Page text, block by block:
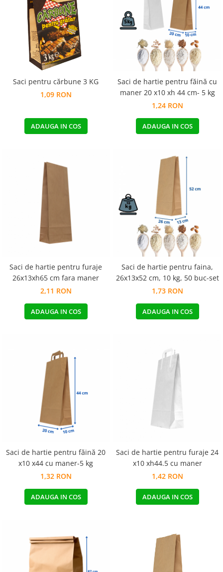
Pungi de hartie ciocolatii
Pungi de hartie mov
Pungi de hartie bordeaux
Cutii cartofi prajiti
Cutii mancare chinezeasca
Boluri supa cu capac de unica
folosinta
Caserole salata din carton
Boluri unica folosinta din trestie
Barcute din carton
Saci pentru cărbune 3 KG
1,09 RON
ADAUGA IN COS
Saci de hartie pentru făină cu
maner 20 x10 xh 44 cm- 5 kg
1,24 RON
ADAUGA IN COS
Saci de hartie pentru furaje
26x13xh65 cm fara maner
2,11 RON
ADAUGA IN COS
Saci de hartie pentru faina,
26x13x52 cm, 10 kg, 50 buc-set
1,73 RON
ADAUGA IN COS
Saci de hartie pentru făină 20
x10 x44 cu maner-5 kg
1,32 RON
ADAUGA IN COS
Saci de hartie pentru furaje 24
x10 xh44.5 cu maner
1,42 RON
ADAUGA IN COS